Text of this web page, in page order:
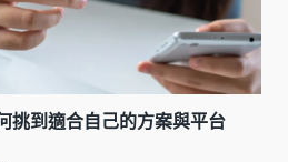
挑到適合自己的方案與平台